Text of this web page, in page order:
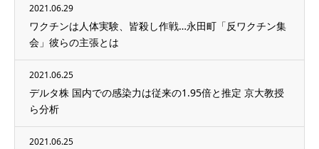
2021.06.29
ワクチンは人体実験、皆殺し作戦…永田町「反ワクチン集
会」彼らの主張とは
2021.06.25
デルタ株 国内での感染力は従来の1.95倍と推定 京大教授
ら分析
2021.06.25